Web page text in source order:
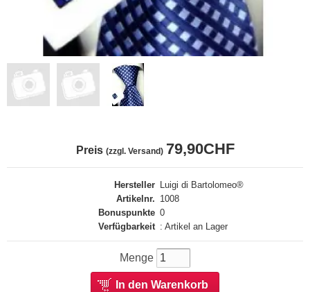
Preis (zzgl. Versand) 79,90CHF
Hersteller Luigi di Bartolomeo®
Artikelnr. 1008
Bonuspunkte 0
Verfügbarkeit : Artikel an Lager
Menge
In den Warenkorb